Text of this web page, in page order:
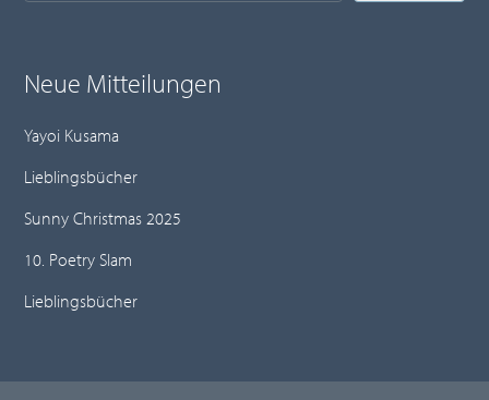
Neue Mitteilungen
Yayoi Kusama
Lieblingsbücher
Sunny Christmas 2025
10. Poetry Slam
Lieblingsbücher